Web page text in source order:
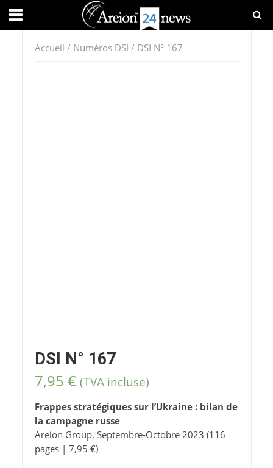
Accueil / Numéros DSI / DSI N° 167
DSI N° 167
7,95 € (TVA incluse)
Frappes stratégiques sur l’Ukraine : bilan de
la campagne russe
Areion Group, Septembre-Octobre 2023 (116
pages | 7,95 €)